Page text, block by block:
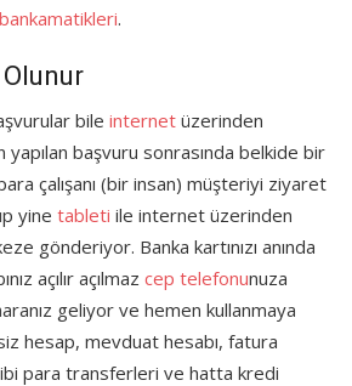
bankamatikleri.
bile internet üzerinden
yapılan başvuru sonrasında belkide bir
çalışanı (bir insan) müşteriyi ziyaret
yine tableti ile internet üzerinden
gönderiyor. Banka kartınızı anında
açılır açılmaz cep telefonunuza
geliyor ve hemen kullanmaya
hesap, mevduat hesabı, fatura
para transferleri ve hatta kredi